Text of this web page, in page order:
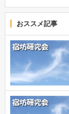
おススメ記事